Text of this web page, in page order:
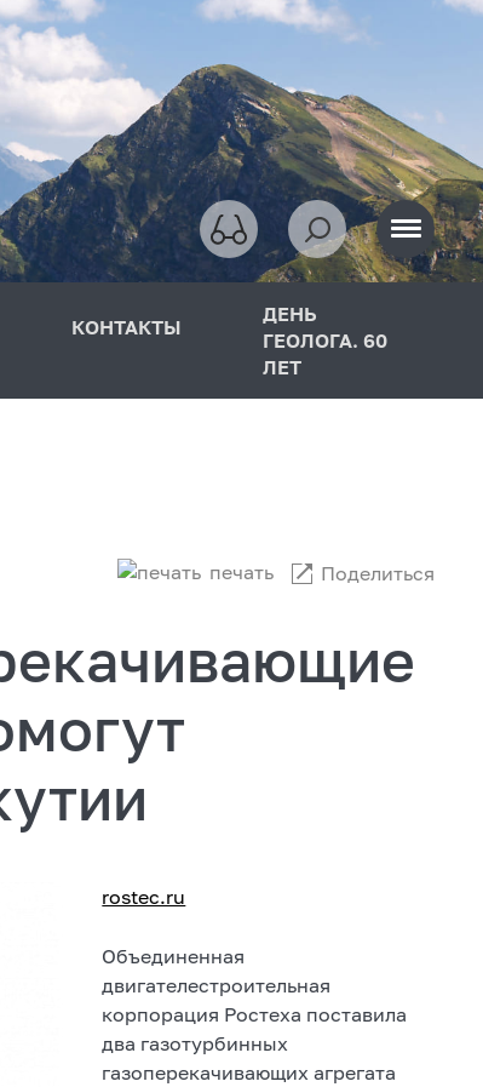
КОНТАКТЫ
ДЕНЬ
ГЕОЛОГА. 60
ЛЕТ
печать Поделиться
rostec.ru
Объединенная
двигателестроительная
корпорация Ростеха поставила
два газотурбинных
газоперекачивающих агрегата